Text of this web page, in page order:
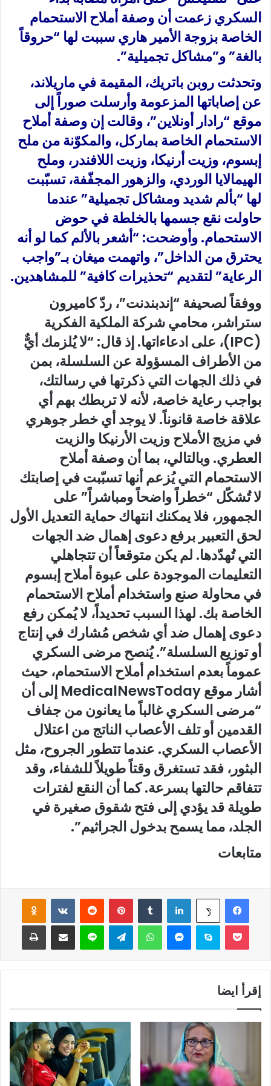
السكري زعمت أن وصفة أملاح الاستحمام
الخاصة بزوجة الأمير هاري سببت لها “حروقاً
بالغة” و”مشاكل تجميلية”.
وتحدثت روبن باتريك، المقيمة في ماريلاند،
عن إصاباتها المزعومة وأرسلت صوراً إلى
موقع “رادار أونلاين”، وقالت إن وصفة أملاح
الاستحمام الخاصة بماركل، والمكوّنة من ملح
إبسوم، وزيت أرنيكا، وزيت اللافندر، وملح
الهيمالايا الوردي، والزهور المجفّفة، تسبّبت
لها “بألم شديد ومشاكل تجميلية” عندما
حاولت نقع جسمها بالخلطة في حوض
الاستحمام. وأوضحت: “أشعر بالألم كما لو أنه
يحترق من الداخل”، واتهمت ميغان بـ”واجب
الرعاية” لتقديم “تحذيرات كافية” للمشاهدين.
ووفقاً لصحيفة “إندبندنت”، ردّ كاميرون
ستراشر، محامي شركة الملكية الفكرية
(IPC)، على ادعاءاتها. إذ قال: “لا يُلزمك أيٌّ
من الأطراف المسؤولة عن السلسلة، بمن
في ذلك الجهات التي ذكرتها في رسالتك،
بواجب رعاية خاصة، لأنه لا تربطك بهم أي
علاقة خاصة قانوناً. لا يوجد أي خطر جوهري
في مزيج الأملاح وزيت الأرنيكا والزيت
العطري. وبالتالي، بما أن وصفة أملاح
الاستحمام التي يُزعم أنها تسبّبت في إصابتك
لا تُشكّل “خطراً واضحاً ومباشراً” على
الجمهور، فلا يمكنك انتهاك حماية التعديل الأول
لحق التعبير برفع دعوى إهمال ضد الجهات
التي تُهدّدها. لم يكن متوقعاً أن تتجاهلي
التعليمات الموجودة على عبوة أملاح إبسوم
في محاولة صنع واستخدام أملاح الاستحمام
الخاصة بك. لهذا السبب تحديداً، لا يُمكن رفع
دعوى إهمال ضد أي شخص مُشارك في إنتاج
أو توزيع السلسلة”. يُنصح مرضى السكري
عموماً بعدم استخدام أملاح الاستحمام، حيث
أشار موقع MedicalNewsToday إلى أن
“مرضى السكري غالباً ما يعانون من جفاف
القدمين أو تلف الأعصاب الناتج من اعتلال
الأعصاب السكري. عندما تتطور الجروح، مثل
البثور، فقد تستغرق وقتاً طويلاً للشفاء، وقد
تتفاقم حالتها بسرعة. كما أن النقع لفترات
طويلة قد يؤدي إلى فتح شقوق صغيرة في
الجلد، مما يسمح بدخول الجراثيم”.
متابعات
فيسبوك ‫X لينكدإن بينتيريست
سكايب واتساب لاين
إقرأ ايضا